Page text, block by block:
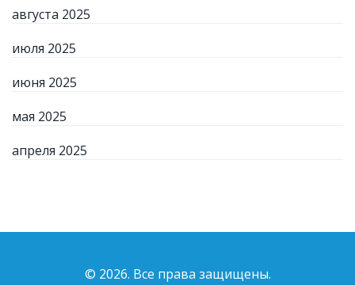
августа 2025
июля 2025
июня 2025
мая 2025
апреля 2025
© 2026. Все права защищены.